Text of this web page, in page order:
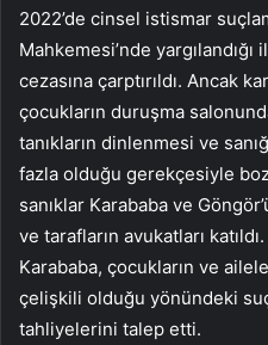
2022’de cinsel istismar
Mahkemesi’nde
cezasına çarptırıldı. Ancak
çocukların duruşma
tanıkların dinlenmesi ve
fazla olduğu gerekçesiyle
sanıklar Karababa ve
ve tarafların avukatları
Karababa, çocukların ve
çelişkili olduğu yönündeki
tahliyelerini talep etti.